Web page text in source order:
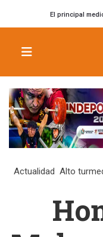
El principal
Actualidad Alto